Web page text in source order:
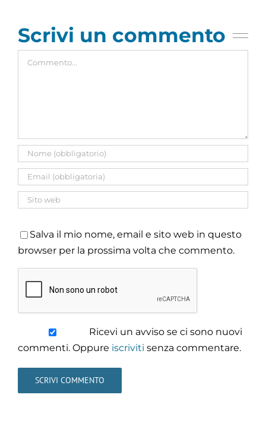
Scrivi un commento
Salva il mio nome, email e sito web in questo
browser per la prossima volta che commento.
Ricevi un avviso se ci sono nuovi
commenti. Oppure iscriviti senza commentare.